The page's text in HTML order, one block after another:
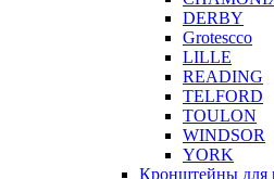
DERBY
Grotescco
LILLE
READING
TELFORD
TOULON
WINDSOR
YORK
Кронштейны для